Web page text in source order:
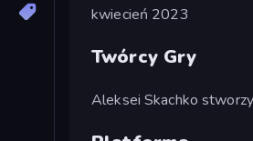
kwiecień 2023
Twórcy Gry
Aleksei Skachko